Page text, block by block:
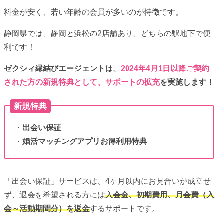
料金が安く、若い年齢の会員が多いのが特徴です。
静岡県では、静岡と浜松の2店舗あり、どちらの駅地下で便
利です！
ゼクシィ縁結びエージェントは、 2024年4月1日以降ご契約
された方の新規特典として、サポートの拡充を実施します！
新規特典
・ 出会い保証
・ 婚活マッチングアプリお得利用特典
「出会い保証」サービスは、4ヶ月以内にお見合いが成立せ
ず、退会を希望される方には入会金、初期費用、月会費（入
会～活動期間分）を返金するサポートです。